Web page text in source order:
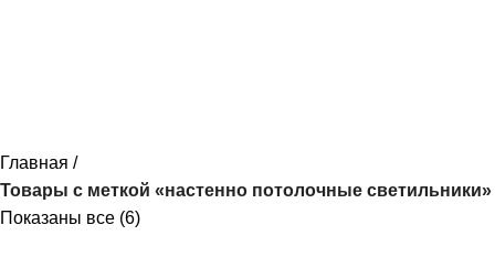
Главная
Товары с меткой «настенно потолочные светильники»
Показаны все (6)